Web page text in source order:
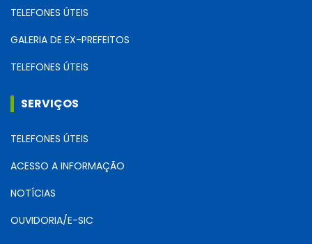
TELEFONES ÚTEIS
GALERIA DE EX-PREFEITOS
TELEFONES ÚTEIS
SERVIÇOS
TELEFONES ÚTEIS
ACESSO A INFORMAÇÃO
NOTÍCIAS
OUVIDORIA/E-SIC